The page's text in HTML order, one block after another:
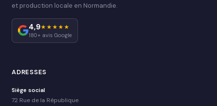
et production locale en Normandie.
4,9★★★★★
180+ avis Google
ADRESSES
Siège social
72 Rue de la République